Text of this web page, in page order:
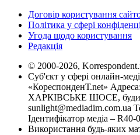
Договір користування
Політика у сфері
Угода щодо користування
Редакція
© 2000-2026,
Суб'єкт у сфері онлайн-
«КореспонденТ.net»
ХАРКІВСЬКЕ ШОСЕ,
sunlight@mediadim.com.ua
Ідентифікатор медіа – R40-
Використання будь-яких